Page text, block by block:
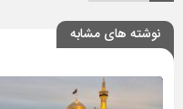
نوشته های مشابه